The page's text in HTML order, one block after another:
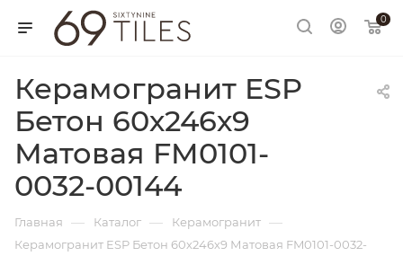
0
Керамогранит ESP
Бетон 60х246х9
Матовая FM0101-
0032-00144
Главная — Каталог — Керамогранит —
Керамогранит ESP Бетон 60х246х9 Матовая FM0101-0032-